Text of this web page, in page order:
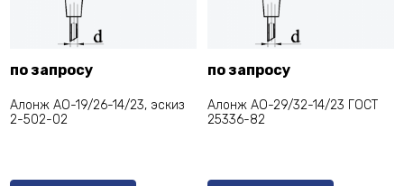
по запросу
Алонж АО-19/26-14/23, эскиз
2-502-02
по запросу
Алонж АО-29/32-14/23 ГОСТ
25336-82